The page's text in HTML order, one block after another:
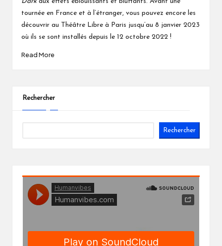
tournée en France et à l’étranger, vous pouvez encore les
découvrir au Théâtre Libre à Paris jusqu’au 8 janvier 2023
où ils se sont installés depuis le 12 octobre 2022 !
Read More
Rechercher
Rechercher